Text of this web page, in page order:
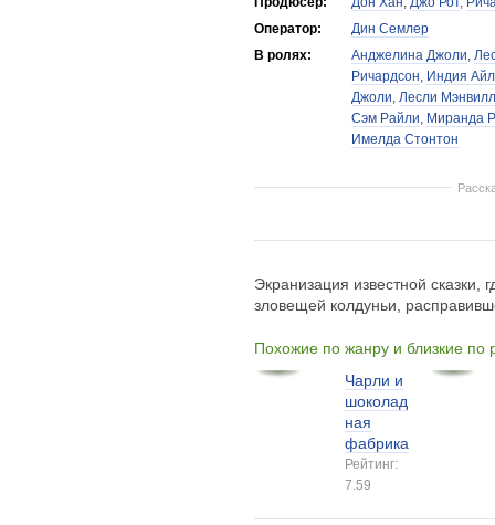
Оператор:
Дин Семлер
В ролях:
Анджелина Джоли,
Ричардсон, Индия
Джоли, Лесли Мэнвилл
Сэм Райли, Миранда
Имелда Стонтон
Экранизация известной сказки,
зловещей колдуньи,
Похожие по жанру и близкие по
Чарли и
шоколад
ная
фабрика
Рейтинг:
7.59